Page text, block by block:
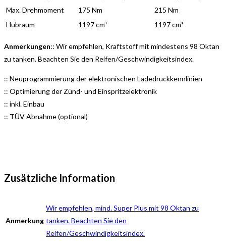
Max. Drehmoment
175 Nm
215 Nm
Hubraum
1197 cm³ 1197 cm³
Anmerkungen:: Wir empfehlen, Kraftstoff mit mindestens 98 Oktan
zu tanken. Beachten Sie den Reifen/Geschwindigkeitsindex.
:: Neuprogrammierung der elektronischen Ladedruckkennlinien
:: Optimierung der Zünd- und Einspritzelektronik
:: inkl. Einbau
:: TÜV Abnahme (optional)
Zusätzliche Information
Anmerkung
Wir empfehlen, mind. Super Plus mit 98 Oktan zu
tanken. Beachten Sie den
Reifen/Geschwindigkeitsindex.